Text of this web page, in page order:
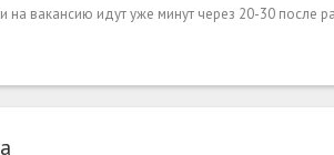
на вакансию идут уже минут через 20-30